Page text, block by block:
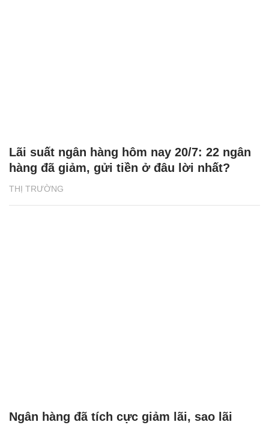
THỊ TRƯỜNG
Lãi suất ngân hàng hôm nay 20/7: 22 ngân
hàng đã giảm, gửi tiền ở đâu lời nhất?
Ngân hàng đã tích cực giảm lãi, sao lãi